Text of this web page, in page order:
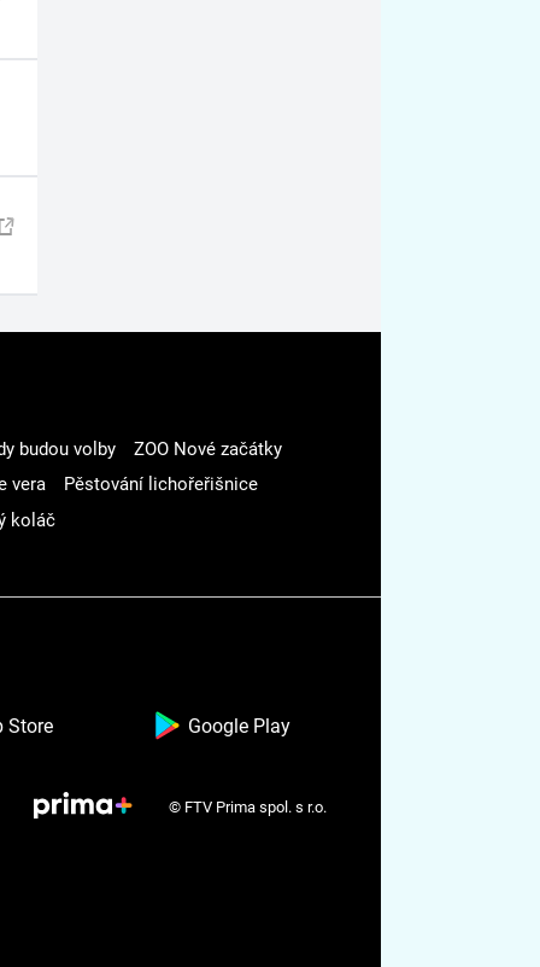
budou volby
ZOO Nové začátky
vera
Pěstování lichořeřišnice
koláč
Store Google Play
© FTV Prima spol. s r.o.